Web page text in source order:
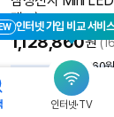
탠드)
1,128,860원
와
992,860원
12)
인터넷 가입 비교 서비
인터넷·TV